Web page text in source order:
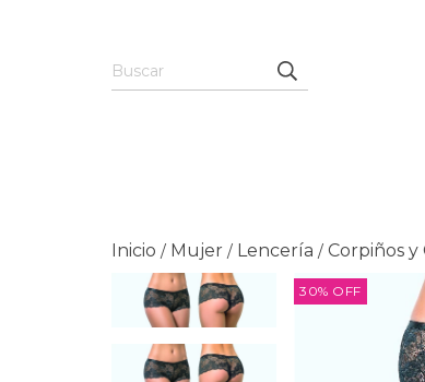
Inicio / Mujer / Lencería / Corpiños
30% OFF